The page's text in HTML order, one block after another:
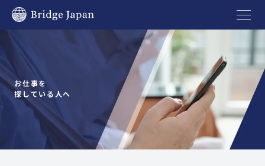
お仕事を
探している人へ